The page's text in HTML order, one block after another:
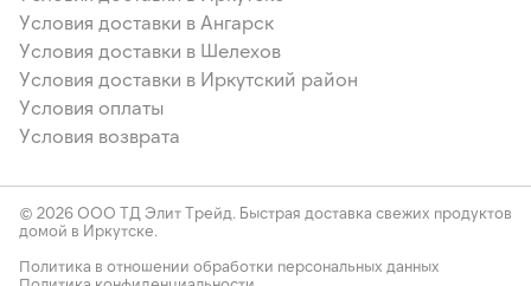
Условия доставки в Ангарск
Условия доставки в Шелехов
Условия доставки в Иркутский район
Условия оплаты
Условия возврата
© 2026 ООО ТД Элит Трейд. Быстрая доставка свежих продуктов
домой в Иркутске.
Политика в отношении обработки персональных данных